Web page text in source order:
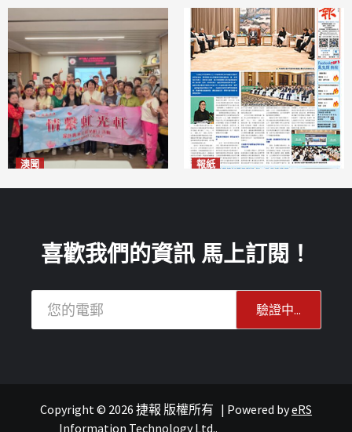
澳聞 報紙
連城記
喜歡我們的資訊 馬上訂閱！
Copyright © 2026 捷報 版權所有 | Powered byeRS
Information Technology Ltd..